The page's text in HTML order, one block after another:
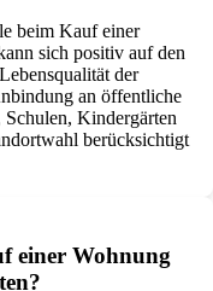
beim Kauf einer
sich positiv auf den
der
an öffentliche
Kindergärten
berücksichtigt
einer Wohnung